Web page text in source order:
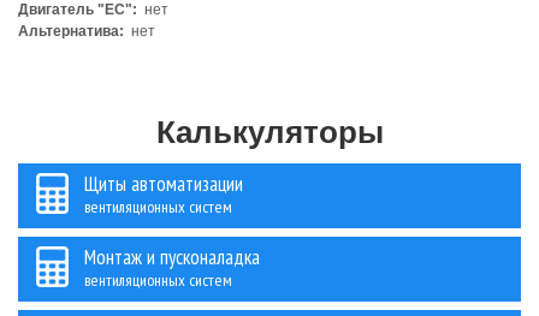
Двигатель "ЕС": нет
Альтернатива: нет
Калькуляторы
Щиты автоматизации
вентиляционных систем
Монтаж и пусконаладка
вентиляционных систем